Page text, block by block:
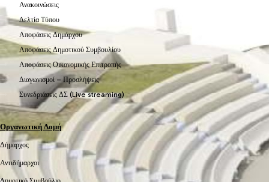
Ανακοινώσεις
Δελτία Τύπου
Αποφάσεις Δημάρχου
Αποφάσεις Δημοτικού Συμβουλίου
Αποφάσεις Οικονομικής Επιτροπής
Διαγωνισμοί – Προσλήψεις
Συνεδριάσεις ΔΣ (Live streaming)
Οργανωτική Δομή
Δήμαρχος
Αντιδήμαρχοι